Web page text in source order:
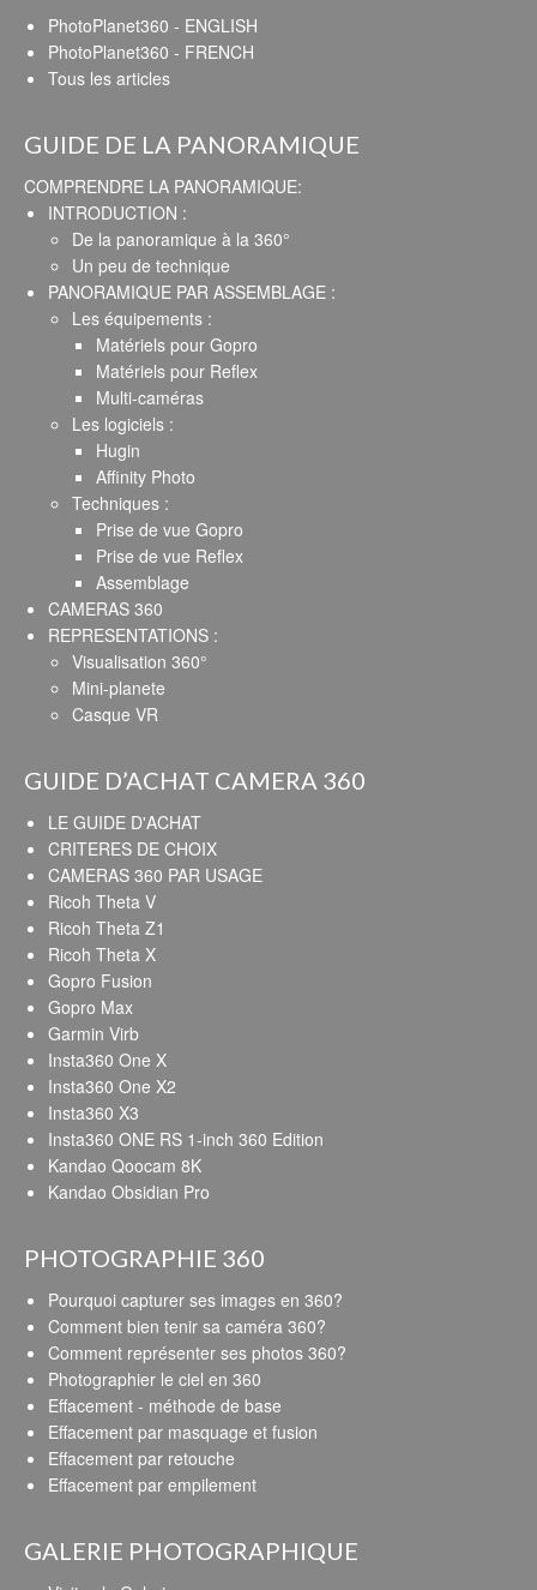
PhotoPlanet360 - ENGLISH
PhotoPlanet360 - FRENCH
Tous les articles
GUIDE DE LA PANORAMIQUE
COMPRENDRE LA PANORAMIQUE:
INTRODUCTION :
De la panoramique à la 360°
Un peu de technique
PANORAMIQUE PAR ASSEMBLAGE :
Les équipements :
Matériels pour Gopro
Matériels pour Reflex
Multi-caméras
Les logiciels :
Hugin
Affinity Photo
Techniques :
Prise de vue Gopro
Prise de vue Reflex
Assemblage
CAMERAS 360
REPRESENTATIONS :
Visualisation 360°
Mini-planete
Casque VR
GUIDE D’ACHAT CAMERA 360
LE GUIDE D'ACHAT
CRITERES DE CHOIX
CAMERAS 360 PAR USAGE
Ricoh Theta V
Ricoh Theta Z1
Ricoh Theta X
Gopro Fusion
Gopro Max
Garmin Virb
Insta360 One X
Insta360 One X2
Insta360 X3
Insta360 ONE RS 1-inch 360 Edition
Kandao Qoocam 8K
Kandao Obsidian Pro
PHOTOGRAPHIE 360
Pourquoi capturer ses images en 360?
Comment bien tenir sa caméra 360?
Comment représenter ses photos 360?
Photographier le ciel en 360
Effacement - méthode de base
Effacement par masquage et fusion
Effacement par retouche
Effacement par empilement
GALERIE PHOTOGRAPHIQUE